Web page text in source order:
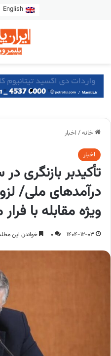
English
خانه/ اخبار
اخبار
تأکیدبر بازنگری
درآمدهای ملی/
ویژه مقابله با فرار
1404-12-03
0 خواندن این مطلب 2 دقیقه زمان